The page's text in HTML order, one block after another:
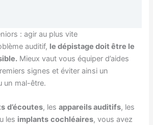
: agir au plus vite
auditif, le dépistage doit être le
Mieux vaut vous équiper d’aides
signes et éviter ainsi un
un mal-être.
d’écoutes, lesappareils auditifs, les
les implants cochléaires, vous avez